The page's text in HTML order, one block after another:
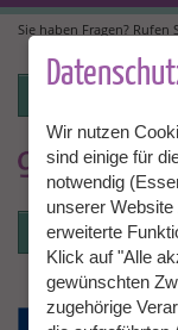
Direkt
zum
Inhalt
Sie haben Fragen? Rufen
Login
Wir nutzen
sind einige für
notwendig
unserer
erweiterte
Klick auf "Alle
gewünschten
zugehörige